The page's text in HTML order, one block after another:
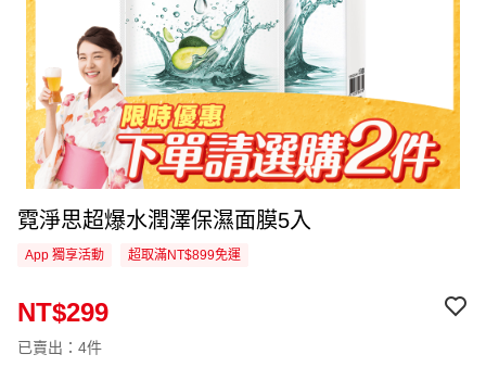
霓淨思超爆水潤澤保濕面膜5入
App 獨享活動 超取滿NT$899免運
NT$299
已賣出：4件